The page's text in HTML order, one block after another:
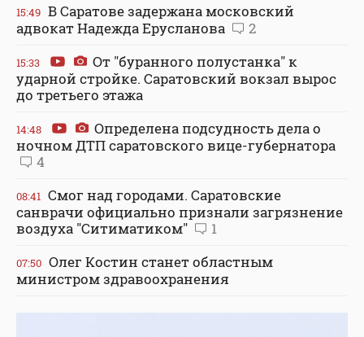
15:49 В Саратове задержана московский
адвокат Надежда Ерусланова
2
15:33
От "буранного полустанка" к
ударной стройке. Саратовский вокзал вырос
до третьего этажа
14:48
Определена подсудность дела о
ночном ДТП саратовского вице-губернатора
4
08:41 Смог над городами. Саратовские
санврачи официально признали загрязнение
воздуха "Ситиматиком"
1
07:50 Олег Костин станет областным
министром здравоохранения